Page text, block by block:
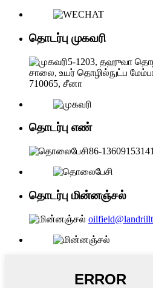
தொடர்பு முகவரி
5-1203, தஹுவா
சாலை, உயர் தொழில்நுட்ப
710065, சீனா
தொடர்பு எண்
86-13609153141
தொடர்பு மின்னஞ்சல்